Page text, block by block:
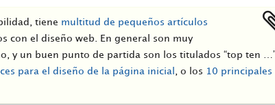
tiene multitud de pequeños artículos
con el diseño web. En general son muy
y un buen punto de partida son los titulados “top ten
para el diseño de la página inicial , o los 10 principales